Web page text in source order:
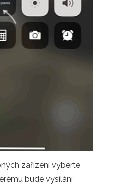
zařízení vyberte
bude vysílání